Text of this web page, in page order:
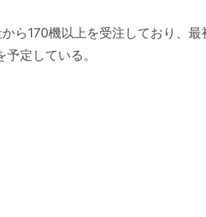
ら170機以上を受注しており、
定している。